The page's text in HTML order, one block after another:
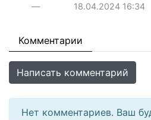
— 18.04.2024 16:34
Комментарии
Написать комментарий
Нет комментариев. Ваш